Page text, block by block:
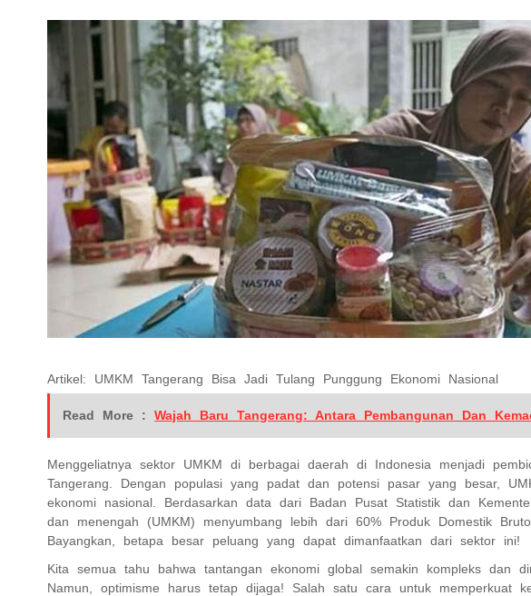
Artikel: UMKM Tangerang Bisa Jadi Tulang Punggung Ekonomi Nasional
Read More :Wajah Baru Tangerang: Antara Pembangunan Dan
Menggeliatnya sektor UMKM di berbagai daerah di Indonesia menjadi
Tangerang. Dengan populasi yang padat dan potensi pasar yang besar,
ekonomi nasional. Berdasarkan data dari Badan Pusat Statistik dan
dan menengah (UMKM) menyumbang lebih dari 60% Produk Domestik
Bayangkan, betapa besar peluang yang dapat dimanfaatkan dari sektor ini!
Kita semua tahu bahwa tantangan ekonomi global semakin kompleks dan
Namun, optimisme harus tetap dijaga! Salah satu cara untuk memperkuat